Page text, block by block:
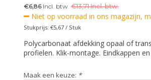
€6,86Incl. btw €13,71 Incl. btw.
Niet op voorraad in ons magazijn,
Stukprijs: €5,67 / Stuk
Polycarbonaat afdekking opaal of
profielen. Klik-montage. Eindkappen
Maak een keuze: *